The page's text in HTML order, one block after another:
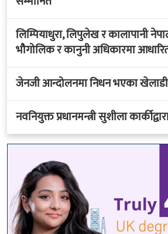
लिम्पियाधुरा, लिपुलेख र कालापानी
भौगोलिक र कानुनी अधिकारमा
जेनजी आन्दोलनमा निधन भएका खेलाडी
नवनियुक्त प्रधानमन्त्री सुशीला